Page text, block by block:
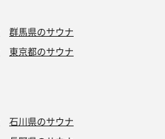
群馬県のサウナ
東京都のサウナ
石川県のサウナ